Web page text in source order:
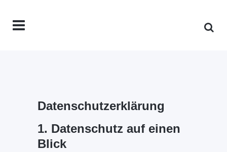
Datenschutz­erklärung
1. Datenschutz auf einen
Blick